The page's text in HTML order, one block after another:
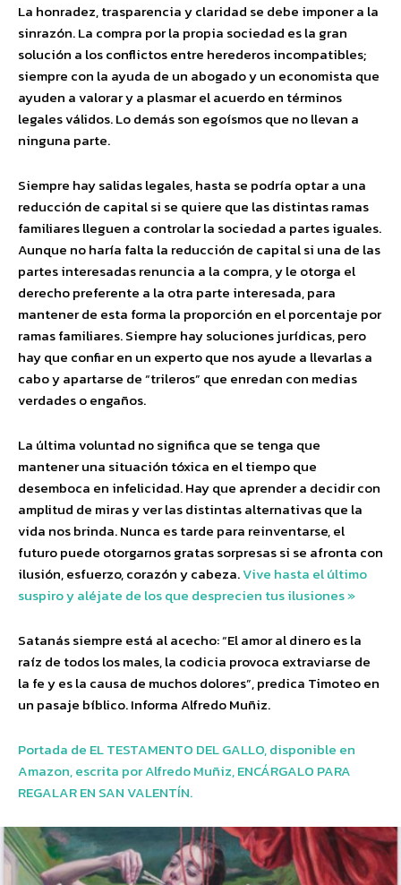
La honradez, trasparencia y claridad se debe imponer a la
sinrazón. La compra por la propia sociedad es la gran
solución a los conflictos entre herederos incompatibles;
siempre con la ayuda de un abogado y un economista que
ayuden a valorar y a plasmar el acuerdo en términos
legales válidos. Lo demás son egoísmos que no llevan a
ninguna parte.
Siempre hay salidas legales, hasta se podría optar a una
reducción de capital si se quiere que las distintas ramas
familiares lleguen a controlar la sociedad a partes iguales.
Aunque no haría falta la reducción de capital si una de las
partes interesadas renuncia a la compra, y le otorga el
derecho preferente a la otra parte interesada, para
mantener de esta forma la proporción en el porcentaje por
ramas familiares. Siempre hay soluciones jurídicas, pero
hay que confiar en un experto que nos ayude a llevarlas a
cabo y apartarse de “trileros” que enredan con medias
verdades o engaños.
La última voluntad no significa que se tenga que
mantener una situación tóxica en el tiempo que
desemboca en infelicidad. Hay que aprender a decidir con
amplitud de miras y ver las distintas alternativas que la
vida nos brinda. Nunca es tarde para reinventarse, el
futuro puede otorgarnos gratas sorpresas si se afronta con
ilusión, esfuerzo, corazón y cabeza.Vive hasta el último
suspiro y aléjate de los que desprecien tus ilusiones »
Satanás siempre está al acecho: “El amor al dinero es la
raíz de todos los males, la codicia provoca extraviarse de
la fe y es la causa de muchos dolores”, predica Timoteo en
un pasaje bíblico. Informa Alfredo Muñiz.
Portada de EL TESTAMENTO DEL GALLO, disponible en
Amazon, escrita por Alfredo Muñiz, ENCÁRGALO PARA
REGALAR EN SAN VALENTÍN.